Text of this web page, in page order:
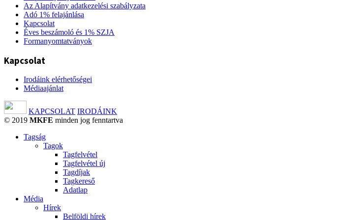
Az Alapítvány adatkezelési szabályzata
Adó 1% felajánlása
Kapcsolat
Éves beszámoló és 1% SZJA
Formanyomtatványok
Kapcsolat
Irodáink elérhetőségei
Médiaajánlat
KAPCSOLAT IRODÁINK
© 2019 MKFE minden jog fenntartva
Tagság
Tagok
Tagfelvétel
Tagfelvétel új
Tagdíjak
Tagkereső
Adatlap
Média
Hírek
Belföldi hírek